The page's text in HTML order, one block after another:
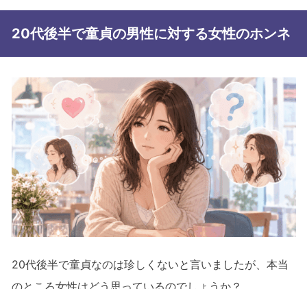
20代後半で童貞の男性に対する女性のホンネ
20代後半で童貞なのは珍しくないと言いましたが、本当